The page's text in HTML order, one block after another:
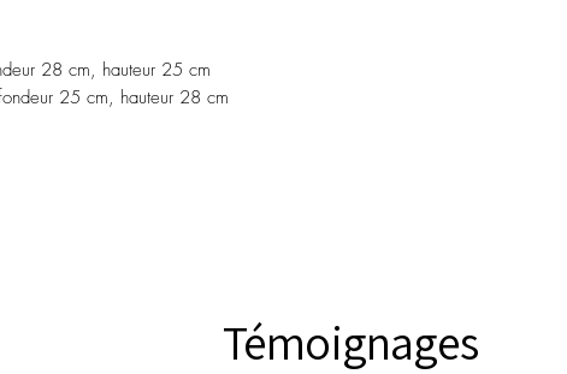
Témoignages
28 cm, hauteur 25 cm
25 cm, hauteur 28 cm